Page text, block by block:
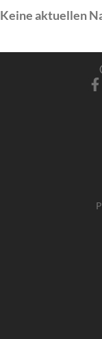
Keine aktuellen
F
f